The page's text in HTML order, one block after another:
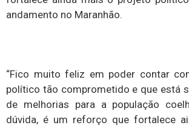
andamento no Maranhão.
“Fico muito feliz em poder contar
político tão comprometido e que está
de melhorias para a população
dúvida, é um reforço que fortalece